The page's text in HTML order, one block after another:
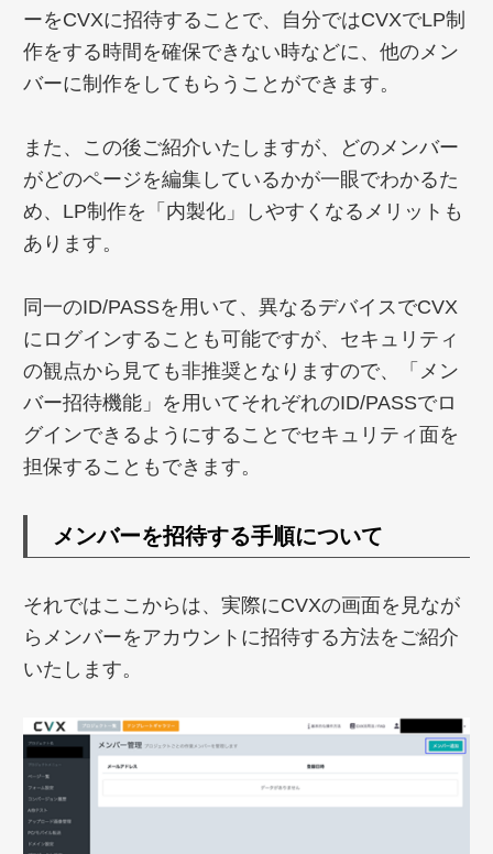
ーをCVXに招待することで、自分ではCVXでLP制
作をする時間を確保できない時などに、他のメン
バーに制作をしてもらうことができます。
また、この後ご紹介いたしますが、どのメンバー
がどのページを編集しているかが一眼でわかるた
め、LP制作を「内製化」しやすくなるメリットも
あります。
同一のID/PASSを用いて、異なるデバイスでCVX
にログインすることも可能ですが、セキュリティ
の観点から見ても非推奨となりますので、「メン
バー招待機能」を用いてそれぞれのID/PASSでロ
グインできるようにすることでセキュリティ面を
担保することもできます。
メンバーを招待する手順について
それではここからは、実際にCVXの画面を見なが
らメンバーをアカウントに招待する方法をご紹介
いたします。